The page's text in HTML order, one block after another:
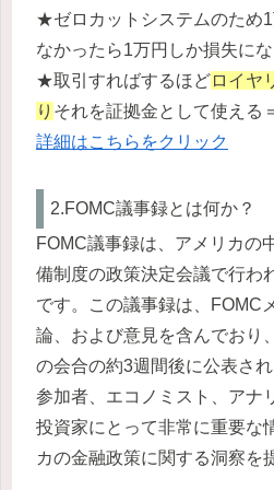
★ゼロカットシステムのため
なかったら1万円しか損失にな
★取引すればするほどロイヤ
り それを証拠金として使える
詳細はこちらをクリック
2.FOMC議事録とは何か？
FOMC議事録は、アメリカの
備制度の政策決定会議で行わ
です。この議事録は、FOMC
論、および意見を含んでおり
の会合の約3週間後に公表さ
参加者、エコノミスト、アナ
投資家にとって非常に重要な
カの金融政策に関する洞察を